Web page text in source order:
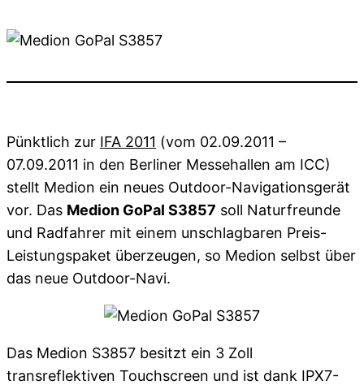
Pünktlich zur IFA 2011 (vom 02.09.2011 –
07.09.2011 in den Berliner Messehallen am ICC)
stellt Medion ein neues Outdoor-Navigationsgerät
vor. Das Medion GoPal S3857 soll Naturfreunde
und Radfahrer mit einem unschlagbaren Preis-
Leistungspaket überzeugen, so Medion selbst über
das neue Outdoor-Navi.
Das Medion S3857 besitzt ein 3 Zoll
transreflektiven Touchscreen und ist dank IPX7-